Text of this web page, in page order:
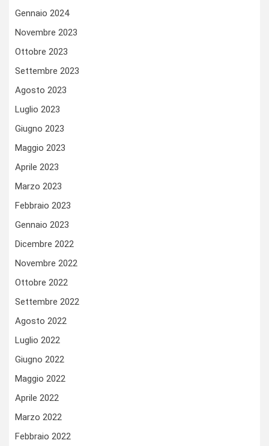
Gennaio 2024
Novembre 2023
Ottobre 2023
Settembre 2023
Agosto 2023
Luglio 2023
Giugno 2023
Maggio 2023
Aprile 2023
Marzo 2023
Febbraio 2023
Gennaio 2023
Dicembre 2022
Novembre 2022
Ottobre 2022
Settembre 2022
Agosto 2022
Luglio 2022
Giugno 2022
Maggio 2022
Aprile 2022
Marzo 2022
Febbraio 2022